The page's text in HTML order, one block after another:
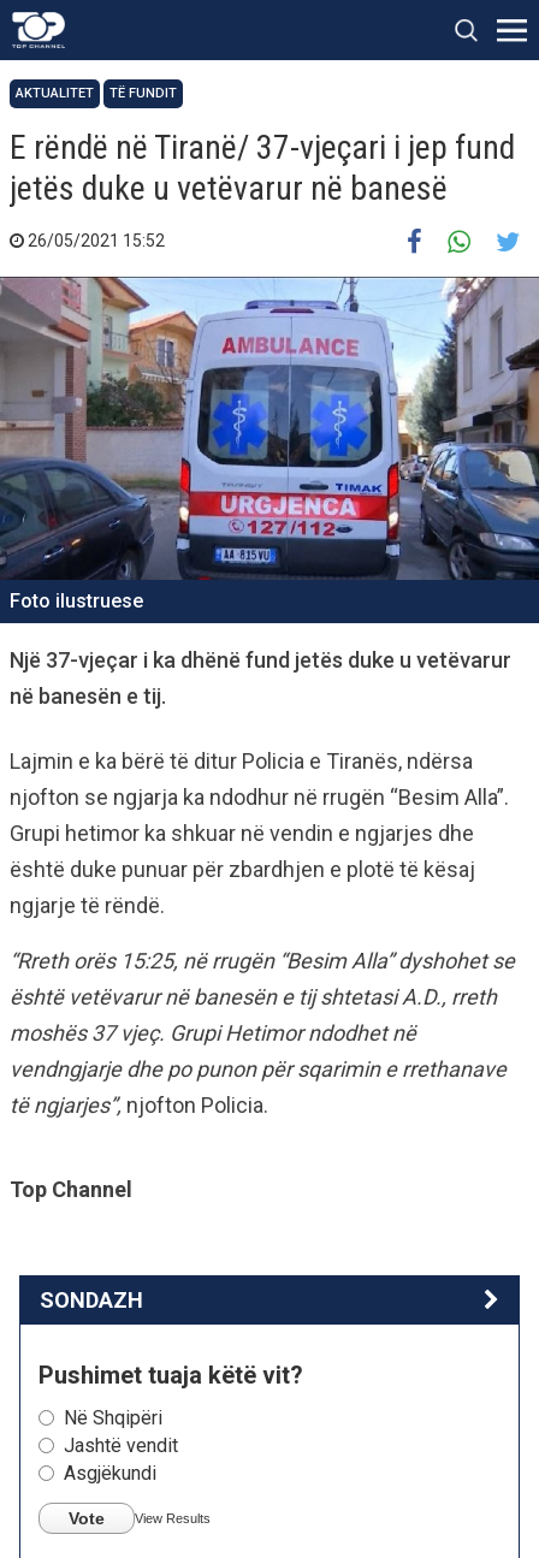
AKTUALITET TË FUNDIT
E rëndë në Tiranë/ 37-vjeçari i jep fund
jetës duke u vetëvarur në banesë
26/05/2021 15:52
Foto ilustruese
Një 37-vjeçar i ka dhënë fund jetës duke u vetëvarur
në banesën e tij.
Lajmin e ka bërë të ditur Policia e Tiranës, ndërsa
njofton se ngjarja ka ndodhur në rrugën “Besim Alla”.
Grupi hetimor ka shkuar në vendin e ngjarjes dhe
është duke punuar për zbardhjen e plotë të kësaj
ngjarje të rëndë.
“Rreth orës 15:25, në rrugën “Besim Alla” dyshohet se
është vetëvarur në banesën e tij shtetasi A.D., rreth
moshës 37 vjeç. Grupi Hetimor ndodhet në
vendngjarje dhe po punon për sqarimin e rrethanave
të ngjarjes”, njofton Policia.
Top Channel
SONDAZH
Pushimet tuaja këtë vit?
Në Shqipëri
Jashtë vendit
Asgjëkundi
Vote View Results